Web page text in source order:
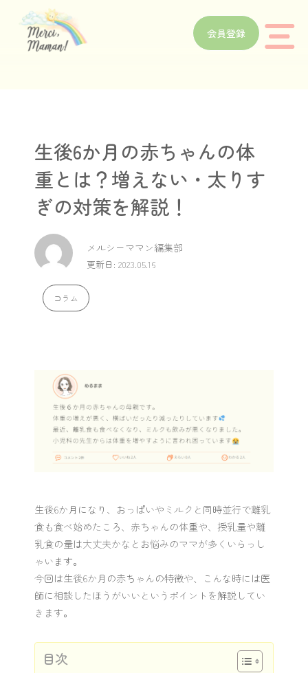
会員登録
生後6か月の赤ちゃんの体
重とは？増えない・太りす
ぎの対策を解説！
メルシーママン編集部
更新日: 2023.05.16
コラム
生後6か月になり、おっぱいやミルクと同時並行で離乳
食も食べ始めたころ、赤ちゃんの体重や、授乳量や離
乳食の量は大丈夫かなとお悩みのママが多くいらっし
ゃいます。
今回は生後6か月の赤ちゃんの特徴や、こんな時には医
師に相談したほうがいいというポイントを解説してい
きます。
目次